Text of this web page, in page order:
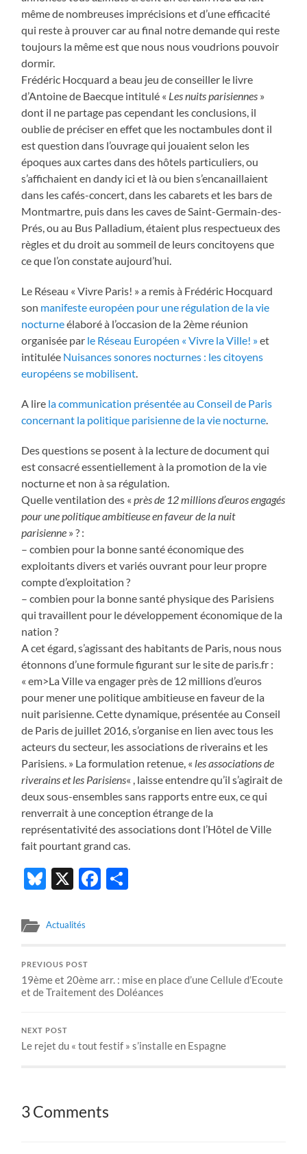
même de nombreuses imprécisions et d’une efficacité
qui reste à prouver car au final notre demande qui reste
toujours la même est que nous nous voudrions pouvoir
dormir.
Frédéric Hocquard a beau jeu de conseiller le livre
d’Antoine de Baecque intitulé « Les nuits parisiennes »
dont il ne partage pas cependant les conclusions, il
oublie de préciser en effet que les noctambules dont il
est question dans l’ouvrage qui jouaient selon les
époques aux cartes dans des hôtels particuliers, ou
s’affichaient en dandy ici et là ou bien s’encanaillaient
dans les cafés-concert, dans les cabarets et les bars de
Montmartre, puis dans les caves de Saint-Germain-des-
Prés, ou au Bus Palladium, étaient plus respectueux des
règles et du droit au sommeil de leurs concitoyens que
ce que l’on constate aujourd’hui.
Le Réseau « Vivre Paris! » a remis à Frédéric Hocquard
son manifeste européen pour une régulation de la vie
nocturneélaboré à l’occasion de la 2ème réunion
organisée par le Réseau Européen « Vivre la Ville! »et
intitulée Nuisances sonores nocturnes : les citoyens
européens se mobilisent.
A lire la communication présentée au Conseil de Paris
concernant la politique parisienne de la vie nocturne.
Des questions se posent à la lecture de document qui
est consacré essentiellement à la promotion de la vie
nocturne et non à sa régulation.
Quelle ventilation des «près de 12 millions d’euros engagés
pour une politique ambitieuse en faveur de la nuit
parisienne » ? :
– combien pour la bonne santé économique des
exploitants divers et variés ouvrant pour leur propre
compte d’exploitation ?
– combien pour la bonne santé physique des Parisiens
qui travaillent pour le développement économique de la
nation ?
A cet égard, s’agissant des habitants de Paris, nous nous
étonnons d’une formule figurant sur le site de paris.fr :
« em>La Ville va engager près de 12 millions d’euros
pour mener une politique ambitieuse en faveur de la
nuit parisienne. Cette dynamique, présentée au Conseil
de Paris de juillet 2016, s’organise en lien avec tous les
acteurs du secteur, les associations de riverains et les
Parisiens. » La formulation retenue, « les associations de
riverains et les Parisiens« , laisse entendre qu’il s’agirait de
deux sous-ensembles sans rapports entre eux, ce qui
renverrait à une conception étrange de la
représentativité des associations dont l’Hôtel de Ville
fait pourtant grand cas.
Bluesky
X Facebook
Actualités
PREVIOUS POST
19ème et 20ème arr. : mise en place d’une Cellule d’Ecoute
et de Traitement des Doléances
NEXT POST
Le rejet du « tout festif » s’installe en Espagne
3 Comments